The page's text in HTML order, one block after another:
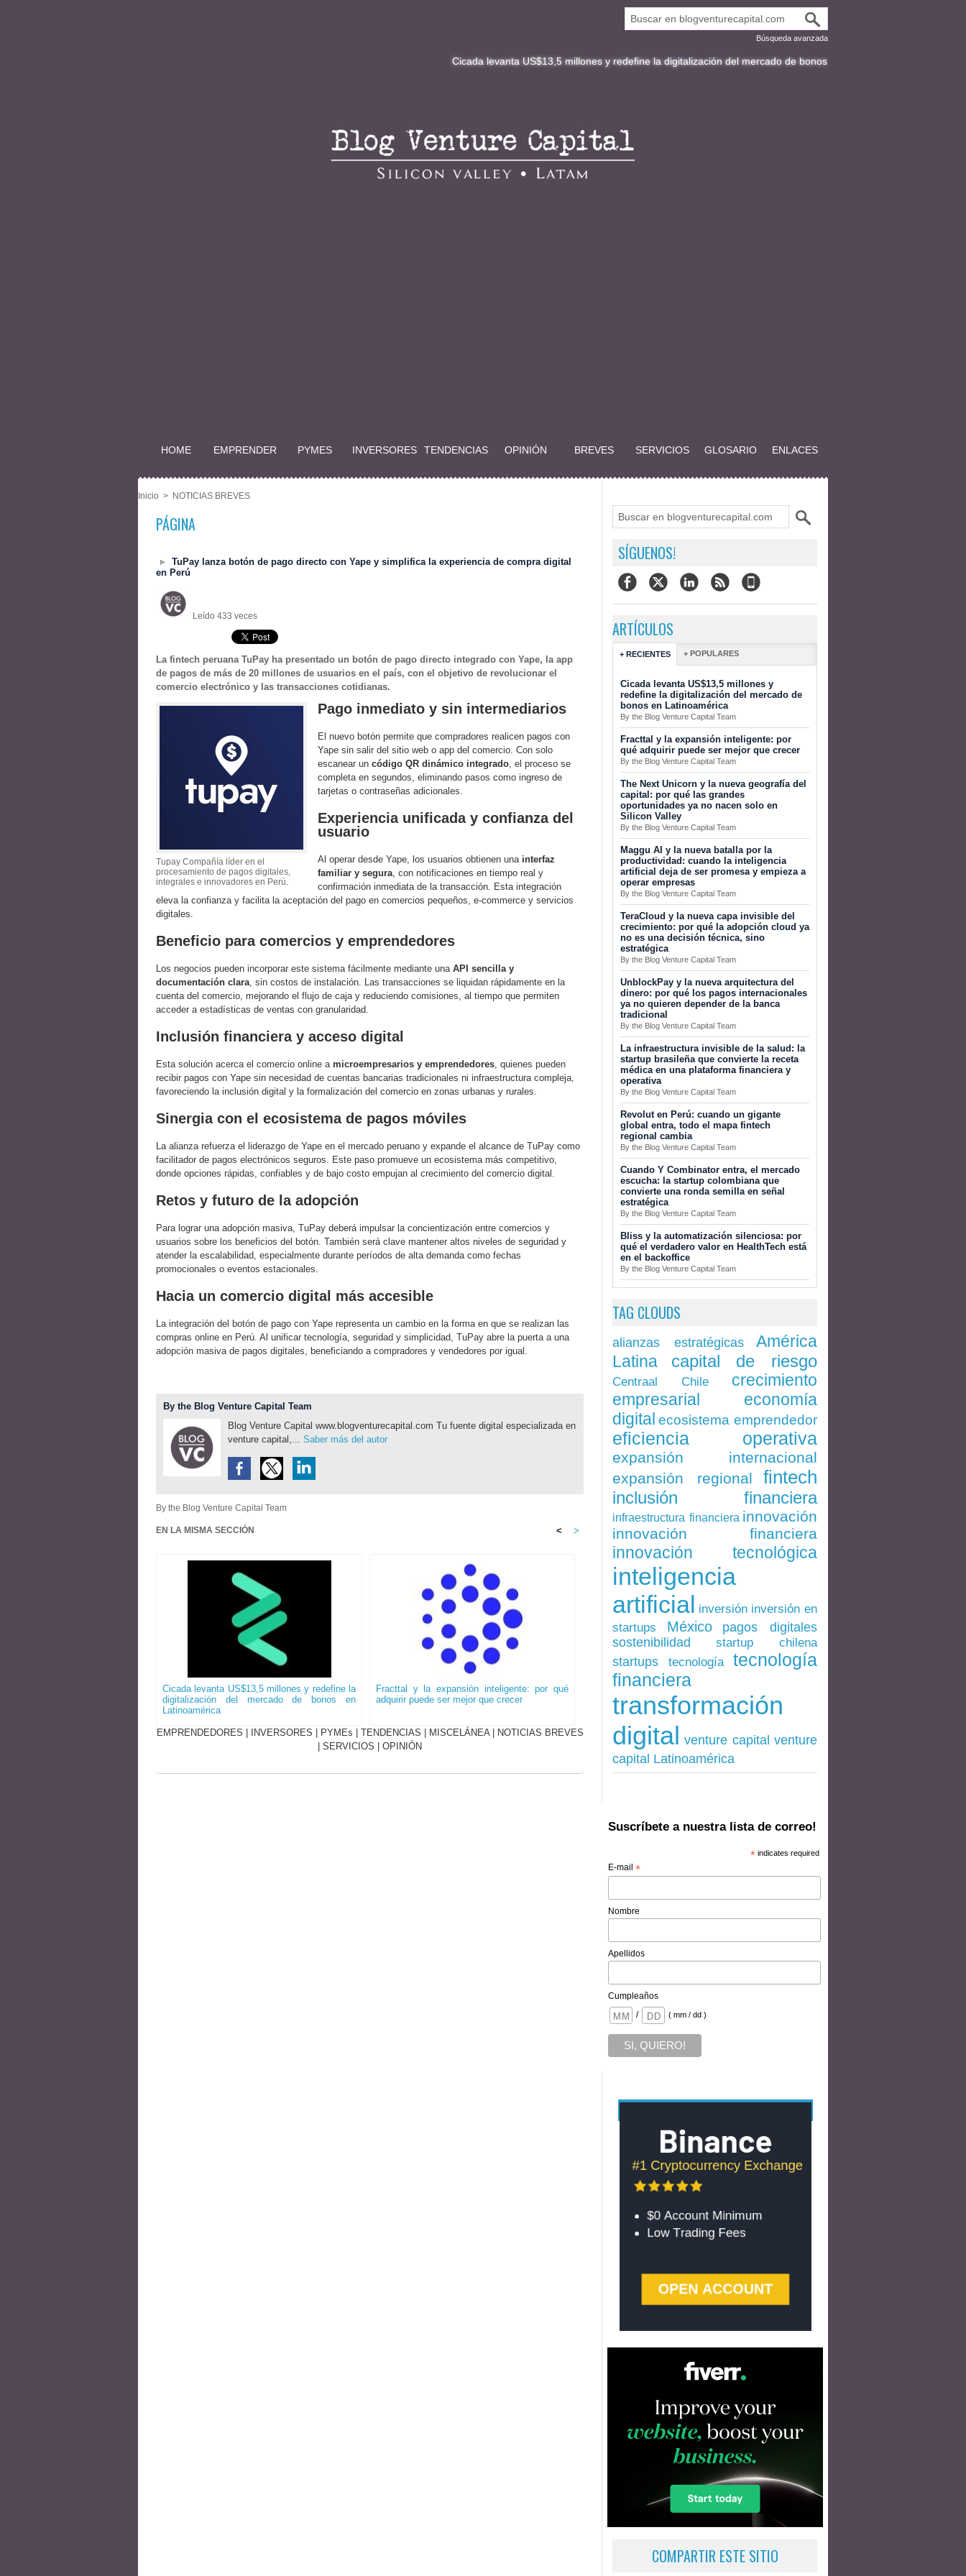
Búsqueda avanzada
Cicada levanta US$13,5 millones y redefine la digitalización del mercado de bonos en Latinoamérica
HOME EMPRENDER PYMES INVERSORES TENDENCIAS OPINIÓN BREVES SERVICIOS GLOSARIO ENLACES
Inicio > NOTICIAS BREVES
PÁGINA
TuPay lanza botón de pago directo con Yape y simplifica la experiencia de compra digital
en Perú
Leído 433 veces
La fintech peruana TuPay ha presentado un botón de pago directo integrado con Yape, la app
de pagos de más de 20 millones de usuarios en el país, con el objetivo de revolucionar el
comercio electrónico y las transacciones cotidianas.
Tupay Compañía líder en el
procesamiento de pagos digitales,
integrales e innovadores en Perú.
Pago inmediato y sin intermediarios
El nuevo botón permite que compradores realicen pagos con
Yape sin salir del sitio web o app del comercio. Con solo
escanear un código QR dinámico integrado, el proceso se
completa en segundos, eliminando pasos como ingreso de
tarjetas o contraseñas adicionales.
Experiencia unificada y confianza del
usuario
Al operar desde Yape, los usuarios obtienen una interfaz
familiar y segura, con notificaciones en tiempo real y
confirmación inmediata de la transacción. Esta integración
eleva la confianza y facilita la aceptación del pago en comercios pequeños, e-commerce y servicios
digitales.
Beneficio para comercios y emprendedores
Los negocios pueden incorporar este sistema fácilmente mediante una API sencilla y
documentación clara, sin costos de instalación. Las transacciones se liquidan rápidamente en la
cuenta del comercio, mejorando el flujo de caja y reduciendo comisiones, al tiempo que permiten
acceder a estadísticas de ventas con granularidad.
Inclusión financiera y acceso digital
Esta solución acerca el comercio online a microempresarios y emprendedores, quienes pueden
recibir pagos con Yape sin necesidad de cuentas bancarias tradicionales ni infraestructura compleja,
favoreciendo la inclusión digital y la formalización del comercio en zonas urbanas y rurales.
Sinergia con el ecosistema de pagos móviles
La alianza refuerza el liderazgo de Yape en el mercado peruano y expande el alcance de TuPay como
facilitador de pagos electrónicos seguros. Este paso promueve un ecosistema más competitivo,
donde opciones rápidas, confiables y de bajo costo empujan al crecimiento del comercio digital.
Retos y futuro de la adopción
Para lograr una adopción masiva, TuPay deberá impulsar la concientización entre comercios y
usuarios sobre los beneficios del botón. También será clave mantener altos niveles de seguridad y
atender la escalabilidad, especialmente durante períodos de alta demanda como fechas
promocionales o eventos estacionales.
Hacia un comercio digital más accesible
La integración del botón de pago con Yape representa un cambio en la forma en que se realizan las
compras online en Perú. Al unificar tecnología, seguridad y simplicidad, TuPay abre la puerta a una
adopción masiva de pagos digitales, beneficiando a compradores y vendedores por igual.
By the Blog Venture Capital Team
Blog Venture Capital www.blogventurecapital.com Tu fuente digital especializada en
venture capital,... Saber más del autor
By the Blog Venture Capital Team
EN LA MISMA SECCIÓN < >
Cicada levanta US$13,5 millones y redefine la
digitalización del mercado de bonos en
Latinoamérica
Fracttal y la expansión inteligente: por qué
adquirir puede ser mejor que crecer
EMPRENDEDORES INVERSORES PYMEs TENDENCIAS MISCELÁNEA
NOTICIAS BREVES
SERVICIOS OPINIÓN
SÍGUENOS!
ARTÍCULOS
+ RECIENTES + POPULARES
Cicada levanta US$13,5 millones y
redefine la digitalización del mercado de
bonos en Latinoamérica
By the Blog Venture Capital Team
Fracttal y la expansión inteligente: por
qué adquirir puede ser mejor que crecer
By the Blog Venture Capital Team
The Next Unicorn y la nueva geografía del
capital: por qué las grandes
oportunidades ya no nacen solo en
Silicon Valley
By the Blog Venture Capital Team
Maggu AI y la nueva batalla por la
productividad: cuando la inteligencia
artificial deja de ser promesa y empieza a
operar empresas
By the Blog Venture Capital Team
TeraCloud y la nueva capa invisible del
crecimiento: por qué la adopción cloud ya
no es una decisión técnica, sino
estratégica
By the Blog Venture Capital Team
UnblockPay y la nueva arquitectura del
dinero: por qué los pagos internacionales
ya no quieren depender de la banca
tradicional
By the Blog Venture Capital Team
La infraestructura invisible de la salud: la
startup brasileña que convierte la receta
médica en una plataforma financiera y
operativa
By the Blog Venture Capital Team
Revolut en Perú: cuando un gigante
global entra, todo el mapa fintech
regional cambia
By the Blog Venture Capital Team
Cuando Y Combinator entra, el mercado
escucha: la startup colombiana que
convierte una ronda semilla en señal
estratégica
By the Blog Venture Capital Team
Bliss y la automatización silenciosa: por
qué el verdadero valor en HealthTech está
en el backoffice
By the Blog Venture Capital Team
TAG CLOUDS
alianzas estratégicas
América
Latina
capital de riesgo
Centraal Chile
crecimiento
empresarial
economía
digital ecosistema emprendedor
eficiencia operativa
expansión internacional
expansión regional
fintech
inclusión financiera
infraestructura financiera innovación
innovación financiera
innovación tecnológica
inteligencia
artificial inversión inversión en
startups
México pagos digitales
sostenibilidad startup chilena
startups tecnología
tecnología
financiera
transformación
digital venture capital venture
capital Latinoamérica
Suscríbete a nuestra lista de correo!
*indicates required
E-mail*
Nombre
Apellidos
Cumpleaños
/
( mm / dd )
COMPARTIR ESTE SITIO